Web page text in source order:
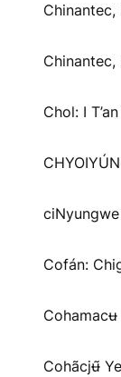
Chinantec,
Chinantec,
Chol: I
Cofán:
Cohãcjʉ̃